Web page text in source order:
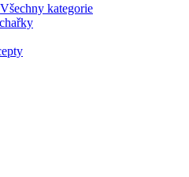
Všechny kategorie